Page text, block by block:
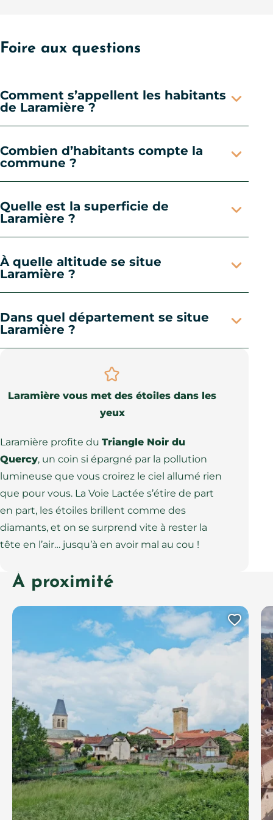
Foire aux questions
Comment s’appellent les habitants
de Laramière ?
Combien d’habitants compte la
commune ?
Quelle est la superficie de
Laramière ?
À quelle altitude se situe
Laramière ?
Dans quel département se situe
Laramière ?
Laramière vous met des étoiles dans les
yeux
Laramière profite du Triangle Noir du
Quercy, un coin si épargné par la pollution
lumineuse que vous croirez le ciel allumé rien
que pour vous. La Voie Lactée s’étire de part
en part, les étoiles brillent comme des
diamants, et on se surprend vite à rester la
tête en l’air… jusqu’à en avoir mal au cou !
À proximité